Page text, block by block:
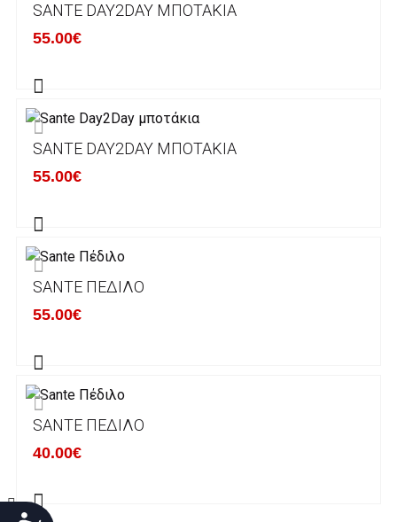
Τα προϊόντα που παραγγέλνει ο χρήστης μέσω
του ηλεκτρονικού καταστήματος lablanca.gr
Χρόνος Διεκπεραίωσης Παραγγελιών:
ΠΟΛΙΤΙΚΗ ΕΠΙΣΤΡΟΦΩΝ
αντικατάστασή του με άλλο μέγεθος ή άλλο
προιόν.
Βασική προυπόθεση για την επιστροφή του
να μην έχει επέλθει καμία φθορά σε αυτό.
SANTE DAY2DAY ΜΠΟΤΆΚΙΑ
55.00€
SANTE DAY2DAY ΜΠΟΤΆΚΙΑ
55.00€
SANTE ΠΈΔΙΛΟ
55.00€
SANTE ΠΈΔΙΛΟ
40.00€